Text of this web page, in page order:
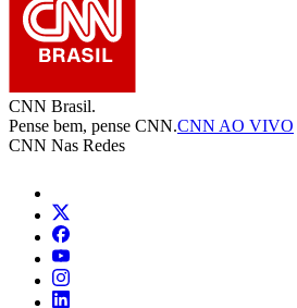
CNN Brasil.
Pense bem, pense CNN.CNN AO VIVO
CNN Nas Redes